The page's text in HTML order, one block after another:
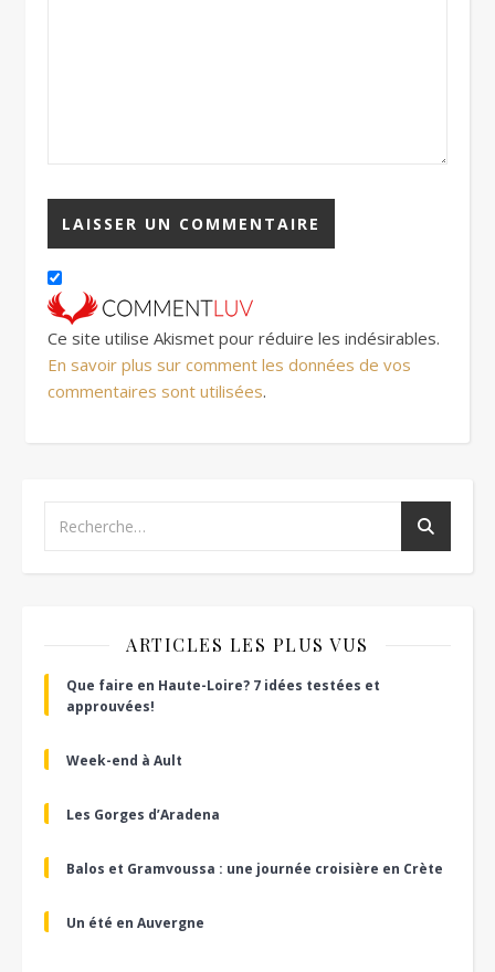
Ce site utilise Akismet pour réduire les indésirables.
En savoir plus sur comment les données de vos
commentaires sont utilisées.
ARTICLES LES PLUS VUS
Que faire en Haute-Loire? 7 idées testées et
approuvées!
Week-end à Ault
Les Gorges d’Aradena
Balos et Gramvoussa : une journée croisière en Crète
Un été en Auvergne